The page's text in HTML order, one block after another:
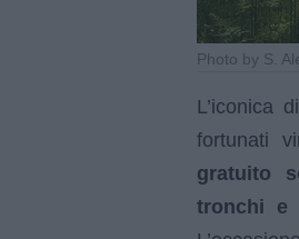
Photo by S.
L’iconica
fortunati
gratuito
tronchi e